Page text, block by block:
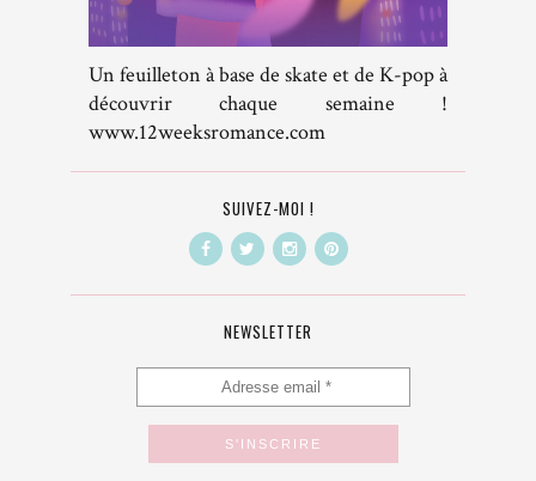
Un feuilleton à base de skate et de K-pop à
découvrir chaque semaine !
www.12weeksromance.com
SUIVEZ-MOI !
NEWSLETTER